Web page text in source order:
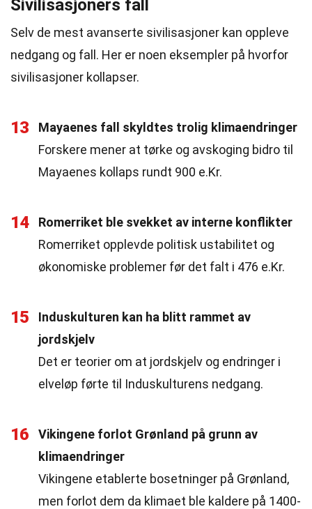
Sivilisasjoners fall
Selv de mest avanserte sivilisasjoner kan oppleve
nedgang og fall. Her er noen eksempler på hvorfor
sivilisasjoner kollapser.
13
Mayaenes fall skyldtes trolig klimaendringer
Forskere mener at tørke og avskoging bidro til
Mayaenes kollaps rundt 900 e.Kr.
14
Romerriket ble svekket av interne konflikter
Romerriket opplevde politisk ustabilitet og
økonomiske problemer før det falt i 476 e.Kr.
15
Induskulturen kan ha blitt rammet av
jordskjelv
Det er teorier om at jordskjelv og endringer i
elveløp førte til Induskulturens nedgang.
16
Vikingene forlot Grønland på grunn av
klimaendringer
Vikingene etablerte bosetninger på Grønland,
men forlot dem da klimaet ble kaldere på 1400-